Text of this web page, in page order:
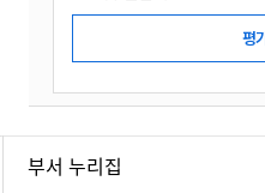
부서 누리집